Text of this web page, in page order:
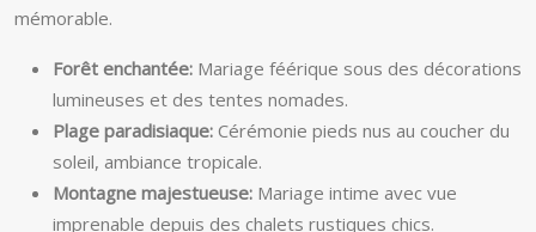
mémorable.
Forêt enchantée: Mariage féérique sous des décorations
lumineuses et des tentes nomades.
Plage paradisiaque: Cérémonie pieds nus au coucher du
soleil, ambiance tropicale.
Montagne majestueuse: Mariage intime avec vue
imprenable depuis des chalets rustiques chics.